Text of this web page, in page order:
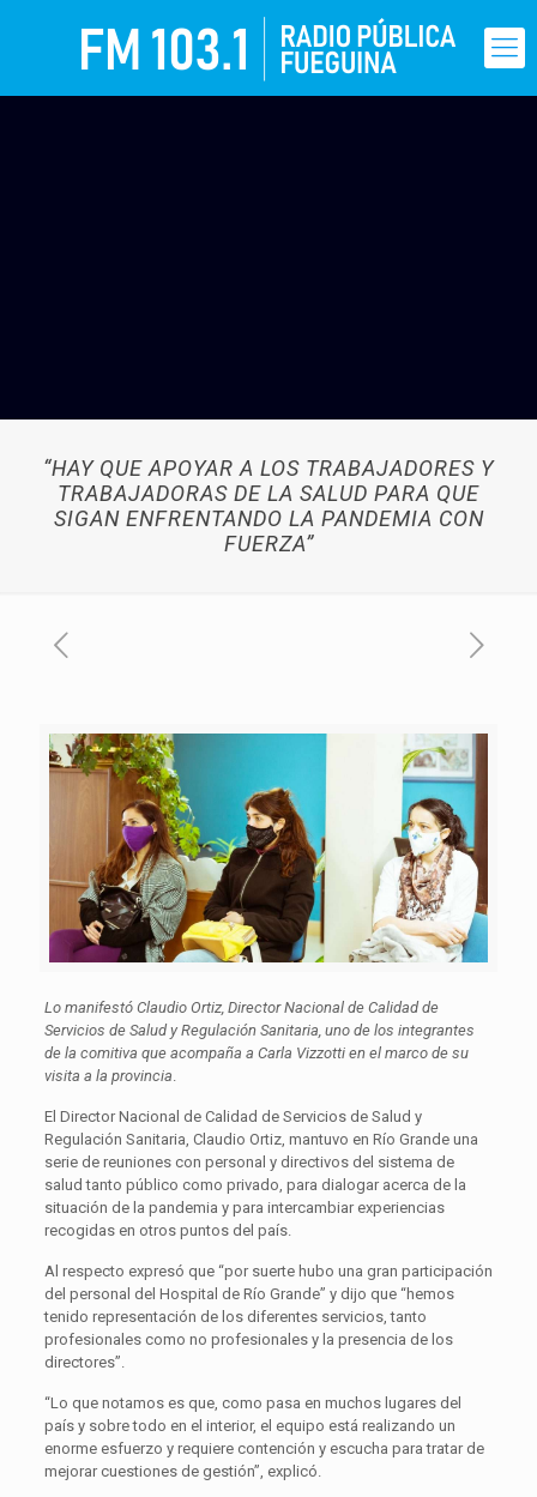
“HAY QUE APOYAR A LOS TRABAJADORES Y
TRABAJADORAS DE LA SALUD PARA QUE
SIGAN ENFRENTANDO LA PANDEMIA CON
FUERZA”
Lo manifestó Claudio Ortiz, Director Nacional de Calidad de
Servicios de Salud y Regulación Sanitaria, uno de los integrantes
de la comitiva que acompaña a Carla Vizzotti en el marco de su
visita a la provincia
El Director Nacional de Calidad de Servicios de Salud y
Regulación Sanitaria, Claudio Ortiz, mantuvo en Río Grande una
serie de reuniones con personal y directivos del sistema de
salud tanto público como privado, para dialogar acerca de la
situación de la pandemia y para intercambiar experiencias
recogidas en otros puntos del país.
Al respecto expresó que “por suerte hubo una gran participación
del personal del Hospital de Río Grande” y dijo que “hemos
tenido representación de los diferentes servicios, tanto
profesionales como no profesionales y la presencia de los
directores”.
“Lo que notamos es que, como pasa en muchos lugares del
país y sobre todo en el interior, el equipo está realizando un
enorme esfuerzo y requiere contención y escucha para tratar de
mejorar cuestiones de gestión”, explicó.